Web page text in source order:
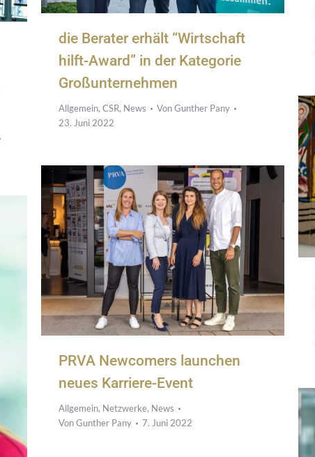
die Berater erhält “Wirtschaft
hilft-Award” in der Kategorie
Großunternehmen
Allgemein, CSR, News VonGunther Pany
23. Juni 2022
PRVA Newcomers launchen
neues Karriere-Event
Allgemein, Netzwerke, News
VonGunther Pany 7. Juni 2022